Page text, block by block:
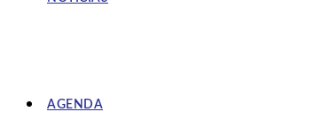
AGENDA